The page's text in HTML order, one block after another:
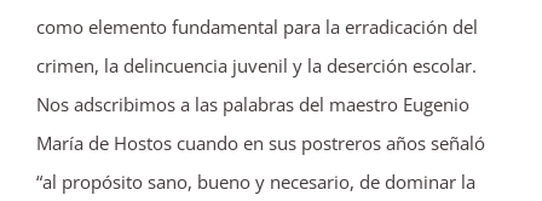
como elemento fundamental para la erradicación del
crimen, la delincuencia juvenil y la deserción escolar.
Nos adscribimos a las palabras del maestro Eugenio
María de Hostos cuando en sus postreros años señaló
“al propósito sano, bueno y necesario, de dominar la